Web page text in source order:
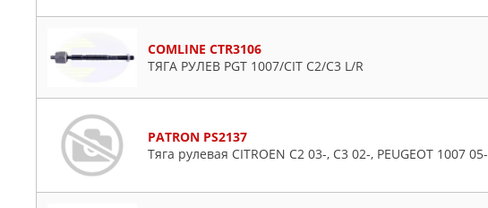
COMLINE CTR3106
ТЯГА РУЛЕВ PGT 1007/CIT C2/C3 L/R
PATRON PS2137
Тяга рулевая CITROEN C2 03-, C3 02-, PEUGEOT 1007 05-